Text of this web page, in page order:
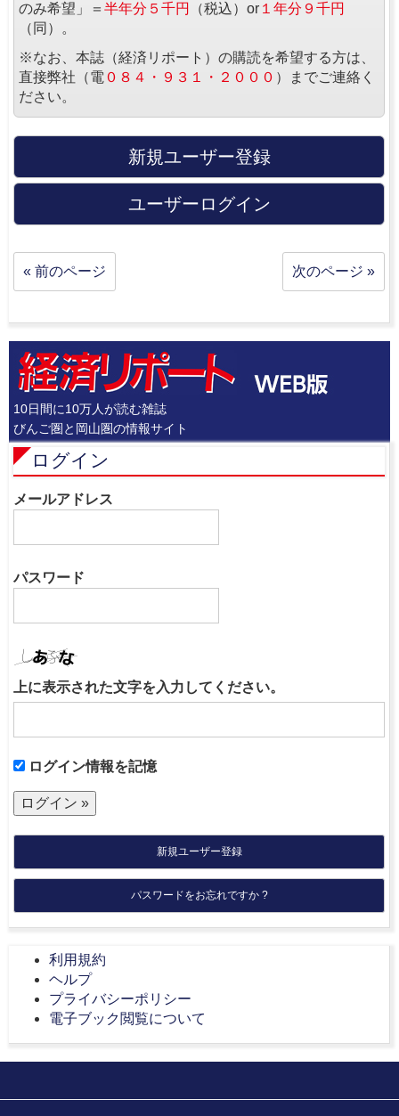
のみ希望」＝ 半年分５千円 （税込）or １年分９千円
（同）。
※なお、本誌（経済リポート）の購読を希望する方は、
直接弊社（電 ０８４・９３１・２０００ ）までご連絡く
ださい。
新規ユーザー登録
ユーザーログイン
« 前のページ 次のページ »
10日間に10万人が読む雑誌
びんご圏と岡山圏の情報サイト
ログイン
メールアドレス
パスワード
上に表示された文字を入力してください。
ログイン情報を記憶
新規ユーザー登録
パスワードをお忘れですか ?
利用規約
ヘルプ
プライバシーポリシー
電子ブック閲覧について